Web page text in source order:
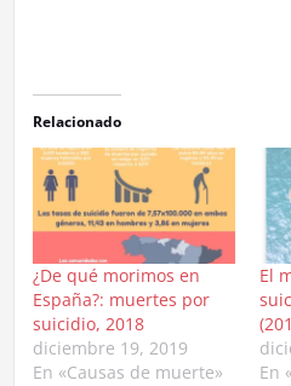
Relacionado
¿De qué morimos en
España?: muertes por
suicidio, 2018
diciembre 19, 2019
En «Causas de muerte»
El
En